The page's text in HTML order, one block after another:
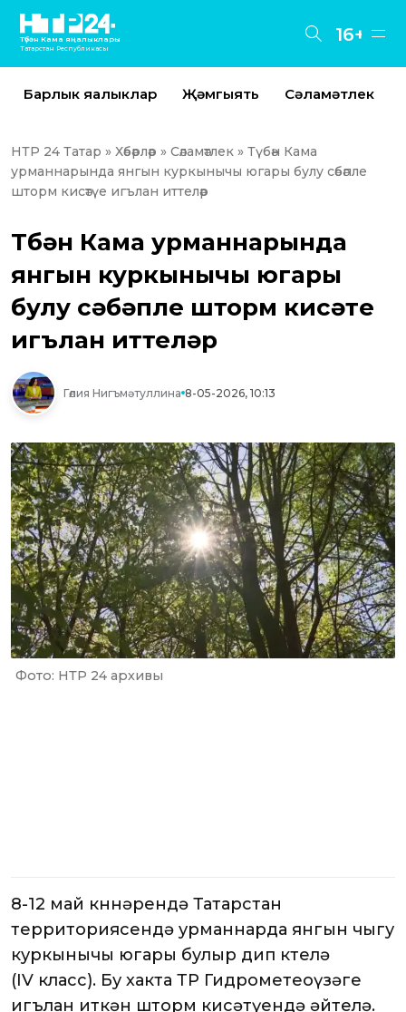
Түбән Кама яңалыклары
Татарстан Республикасы
16+
Барлык яңалыклар Җәмгыять Сәламәтлек
НТР 24 Татар » Хәбәрләр » Сәламәтлек » Түбән Кама
урманнарында янгын куркынычы югары булу сәбәпле
шторм кисәтүе игълан иттеләр
Түбән Кама урманнарында
янгын куркынычы югары
булу сәбәпле шторм кисәтүе
игълан иттеләр
Гөлия Нигъмәтуллина 8-05-2026, 10:13
Фото: НТР 24 архивы
8-12 май көннәрендә Татарстан
территориясендә урманнарда янгын чыгу
куркынычы югары булыр дип көтелә
(IV класс). Бу хакта ТР Гидрометеоүзәге
игълан иткән шторм кисәтүендә әйтелә.